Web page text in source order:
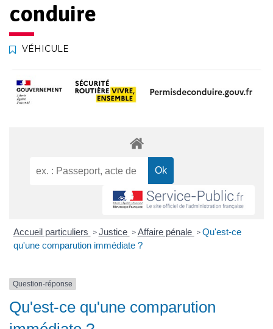
conduire
VÉHICULE
Accueil particuliers > Justice > Affaire pénale > Qu'est-ce
qu'une comparution immédiate ?
Question-réponse
Qu'est-ce qu'une comparution